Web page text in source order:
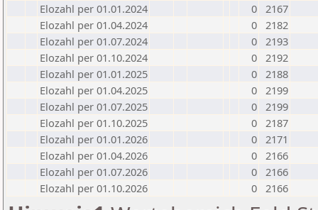
Elozahl per 01.01.2024
0 2167
Elozahl per 01.04.2024
0 2182
Elozahl per 01.07.2024
0 2193
Elozahl per 01.10.2024
0 2192
Elozahl per 01.01.2025
0 2188
Elozahl per 01.04.2025
0 2199
Elozahl per 01.07.2025
0 2199
Elozahl per 01.10.2025
0 2187
Elozahl per 01.01.2026
0 2171
Elozahl per 01.04.2026
0 2166
Elozahl per 01.07.2026
0 2166
Elozahl per 01.10.2026
0 2166